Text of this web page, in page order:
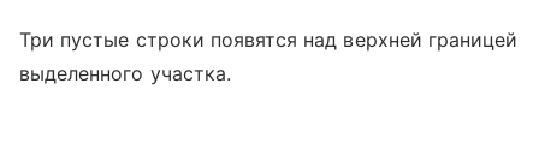
Три пустые строки появятся над верхней границей
выделенного участка.